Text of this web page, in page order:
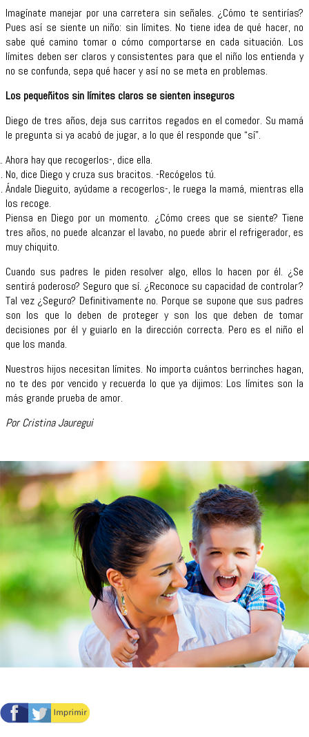
Imagínate manejar por una carretera sin señales. ¿Cómo te sentirías?
Pues así se siente un niño: sin límites. No tiene idea de qué hacer, no
sabe qué camino tomar o cómo comportarse en cada situación. Los
límites deben ser claros y consistentes para que el niño los entienda y
no se confunda, sepa qué hacer y así no se meta en problemas.
Los pequeñitos sin límites claros se sienten inseguros
Diego de tres años, deja sus carritos regados en el comedor. Su mamá
le pregunta si ya acabó de jugar, a lo que él responde que “sí”.
Ahora hay que recogerlos-, dice ella.
No, dice Diego y cruza sus bracitos. -Recógelos tú.
Ándale Dieguito, ayúdame a recogerlos-, le ruega la mamá, mientras ella
los recoge.
Piensa en Diego por un momento. ¿Cómo crees que se siente? Tiene
tres años, no puede alcanzar el lavabo, no puede abrir el refrigerador, es
muy chiquito.
Cuando sus padres le piden resolver algo, ellos lo hacen por él. ¿Se
sentirá poderoso? Seguro que sí. ¿Reconoce su capacidad de controlar?
Tal vez ¿Seguro? Definitivamente no. Porque se supone que sus padres
son los que lo deben de proteger y son los que deben de tomar
decisiones por él y guiarlo en la dirección correcta. Pero es el niño el
que los manda.
Nuestros hijos necesitan límites. No importa cuántos berrinches hagan,
no te des por vencido y recuerda lo que ya dijimos: Los límites son la
más grande prueba de amor.
Por Cristina Jauregui